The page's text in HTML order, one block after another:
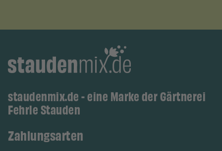
staudenmix.de - eine Marke der Gärtnerei
Fehrle Stauden
Zahlungsarten